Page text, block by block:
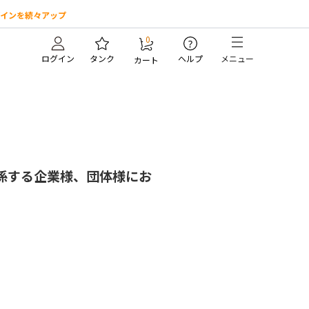
ンを続々アップ
ログイン タンク
0
カート
?
ヘルプ メニュー
する企業様、団体様にお